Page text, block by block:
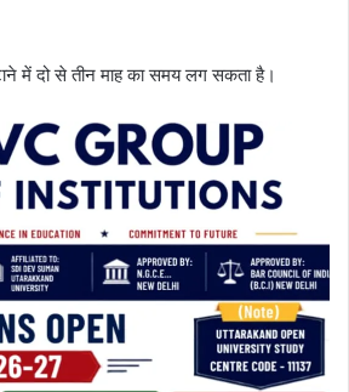
में दो से तीन माह का समय लग सकता है।